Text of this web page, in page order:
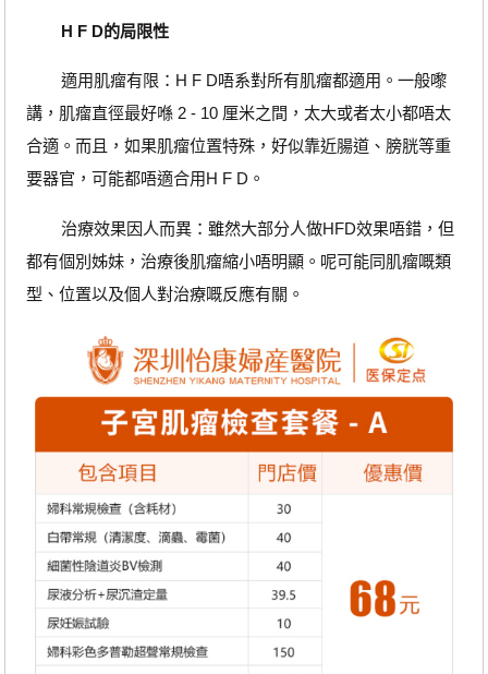
H F D的局限性
適用肌瘤有限：H F D唔系對所有肌瘤都適用。一般嚟
講，肌瘤直徑最好喺 2 - 10 厘米之間，太大或者太小都唔太
合適。而且，如果肌瘤位置特殊，好似靠近腸道、膀胱等重
要器官，可能都唔適合用H F D。
治療效果因人而異：雖然大部分人做HFD效果唔錯，但
都有個別姊妹，治療後肌瘤縮小唔明顯。呢可能同肌瘤嘅類
型、位置以及個人對治療嘅反應有關。